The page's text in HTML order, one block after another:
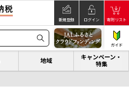
新規登録 ログイン 寄附リスト
ガイド
地域
キャンペーン・
特集